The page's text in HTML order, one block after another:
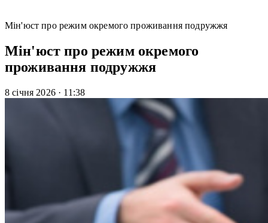
Мін'юст про режим окремого проживання подружжя
Мін'юст про режим окремого
проживання подружжя
8 січня 2026 · 11:38